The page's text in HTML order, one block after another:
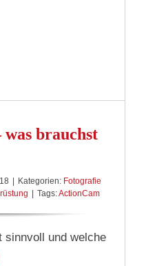
brauchst
Kategorien: Fotografie
Tags:ActionCam
sinnvoll und welche